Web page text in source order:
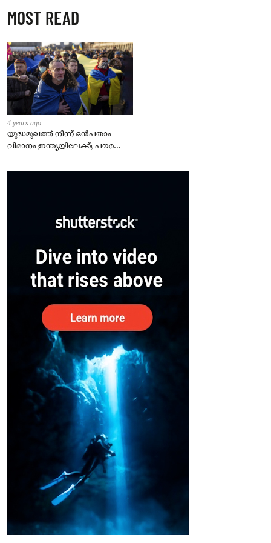
MOST READ
4 years ago
യുദ്ധമുഖത്ത് നിന്ന് ഒൻപതാം
വിമാനം ഇന്ത്യയിലേക്ക്; പൗരന്മാർ
– കേന്ദ്രം